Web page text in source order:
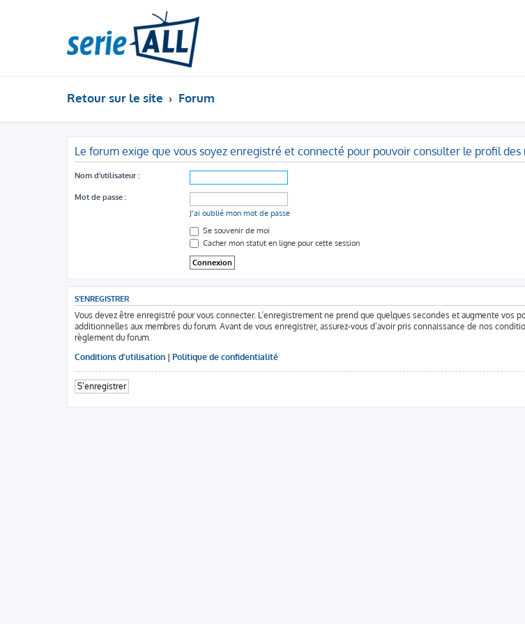
Retour sur le site Forum
Le forum exige que vous soyez enregistré et connecté pour pouvoir consulter le profil des
Nom d’utilisateur :
Mot de passe :
J’ai oublié mon mot de passe
Se souvenir de moi
Cacher mon statut en ligne pour cette session
S’ENREGISTRER
Vous devez être enregistré pour vous connecter. L’enregistrement ne prend que quelques secondes et augmente vos
additionnelles aux membres du forum. Avant de vous enregistrer, assurez-vous d’avoir pris connaissance de nos
règlement du forum.
Conditions d’utilisation | Politique de confidentialité
S’enregistrer